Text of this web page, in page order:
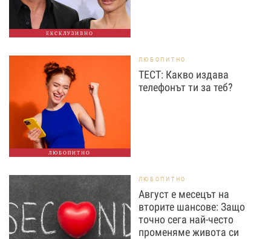
ЕКСКЛУЗИВНО
ЛЮБОПИТНО
ЛЮБОПИТНО
ТЕСТ: Какво издава
телефонът ти за теб?
ЛЮБОПИТНО
Август е месецът на
вторите шансове: Защо
точно сега най-често
променяме живота си